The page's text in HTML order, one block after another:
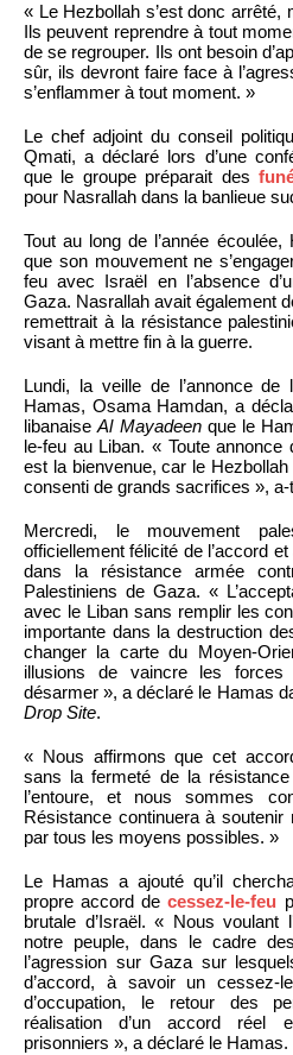
« Le Hezbollah s’est donc arrêté,
Ils peuvent reprendre à tout
de se regrouper. Ils ont besoin
sûr, ils devront faire face à
s’enflammer à tout moment. »
Le chef adjoint du conseil
Qmati, a déclaré lors d’une
que le groupe préparait des
pour Nasrallah dans la banlieue
Tout au long de l’année
que son mouvement ne
feu avec Israël en l’absence
Gaza. Nasrallah avait également
remettrait à la résistance
visant à mettre fin à la guerre.
Lundi, la veille de l’annonce de
Hamas, Osama Hamdan, a
libanaiseAl Mayadeenque le
le-feu au Liban. « Toute annonce
est la bienvenue, car le
consenti de grands sacrifices », a-
Mercredi, le mouvement
officiellement félicité de l’accord
dans la résistance armée
Palestiniens de Gaza. «
avec le Liban sans remplir les
importante dans la destruction
changer la carte du Moyen-
illusions de vaincre les
désarmer », a déclaré le Hamas
Drop Site.
« Nous affirmons que cet
sans la fermeté de la
l’entoure, et nous sommes
Résistance continuera à
par tous les moyens possibles. »
Le Hamas a ajouté qu’il
propre accord decessez-le-feu
brutale d’Israël. « Nous voulant
notre peuple, dans le cadre
l’agression sur Gaza sur
d’accord, à savoir un cessez-
d’occupation, le retour des
réalisation d’un accord réel
prisonniers », a déclaré le Hamas.